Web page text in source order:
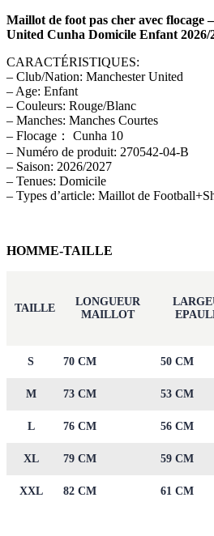
Maillot de foot pas cher avec flocage
United Cunha Domicile Enfant 2026/
CARACTÉRISTIQUES:
– Club/Nation: Manchester United
– Age: Enfant
– Couleurs: Rouge/Blanc
– Manches: Manches Courtes
– Flocage： Cunha 10
– Numéro de produit: 270542-04-B
– Saison: 2026/2027
– Tenues: Domicile
– Types d’article: Maillot de
HOMME-TAILLE
TAILLE
LONGUEUR
MAILLOT
S 70 CM 50 CM
M 73 CM 53 CM
L 76 CM 56 CM
XL 79 CM 59 CM
XXL 82 CM 61 CM